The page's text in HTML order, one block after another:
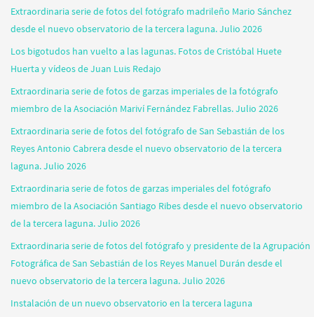
Extraordinaria serie de fotos del fotógrafo madrileño Mario Sánchez
desde el nuevo observatorio de la tercera laguna. Julio 2026
Los bigotudos han vuelto a las lagunas. Fotos de Cristóbal Huete
Huerta y vídeos de Juan Luis Redajo
Extraordinaria serie de fotos de garzas imperiales de la fotógrafo
miembro de la Asociación Mariví Fernández Fabrellas. Julio 2026
Extraordinaria serie de fotos del fotógrafo de San Sebastián de los
Reyes Antonio Cabrera desde el nuevo observatorio de la tercera
laguna. Julio 2026
Extraordinaria serie de fotos de garzas imperiales del fotógrafo
miembro de la Asociación Santiago Ribes desde el nuevo observatorio
de la tercera laguna. Julio 2026
Extraordinaria serie de fotos del fotógrafo y presidente de la Agrupación
Fotográfica de San Sebastián de los Reyes Manuel Durán desde el
nuevo observatorio de la tercera laguna. Julio 2026
Instalación de un nuevo observatorio en la tercera laguna